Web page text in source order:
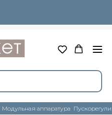
Модульная аппаратура